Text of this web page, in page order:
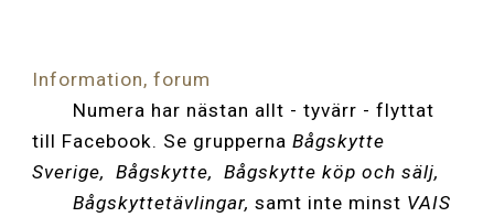
Information, forum
Numera har nästan allt - tyvärr - flyttat
till Facebook. Se gruppernaBågskytte
Sverige, Bågskytte, Bågskytte köp och sälj,
Bågskyttetävlingar,samt inte minst VAIS